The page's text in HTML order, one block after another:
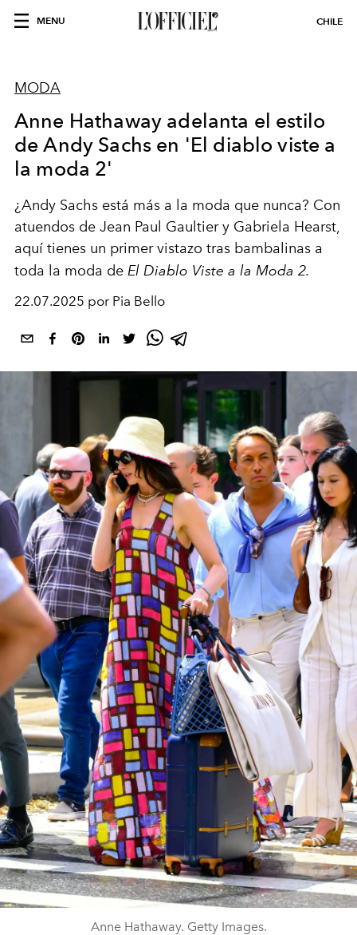
MENU CHILE
MODA
Anne Hathaway adelanta el estilo
de Andy Sachs en 'El diablo viste a
la moda 2'
¿Andy Sachs está más a la moda que nunca? Con
atuendos de Jean Paul Gaultier y Gabriela Hearst,
aquí tienes un primer vistazo tras bambalinas a
toda la moda de El Diablo Viste a la Moda 2.
22.07.2025 por Pia Bello
Anne Hathaway. Getty Images.